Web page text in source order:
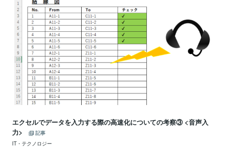
エクセルでデータを入力する際の高速化についての考察③ <音声入
力>
記事
IT・テクノロジー